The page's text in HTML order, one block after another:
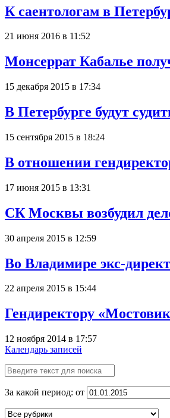
К саентологам в
21 июня 2016 в 11:52
Монсеррат Кабалье
15 декабря 2015 в 17:34
В Петербурге будут
15 сентября 2015 в 18:24
В отношении
17 июня 2015 в 13:31
СК Москвы возбудил
30 апреля 2015 в 12:59
Во Владимире экс-
22 апреля 2015 в 15:44
Гендиректору
12 ноября 2014 в 17:57
Календарь записей
За какой период: от